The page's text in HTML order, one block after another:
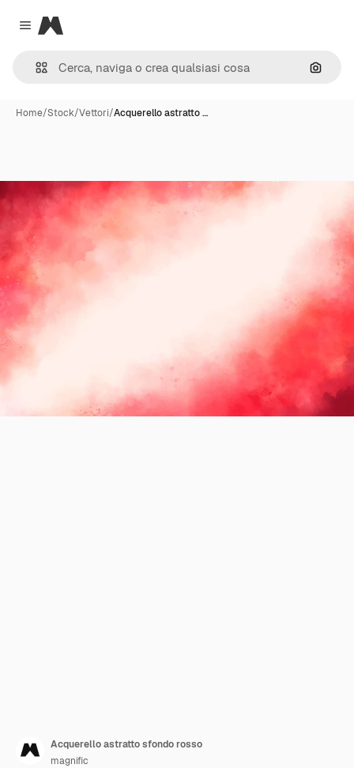
Close menu
Magnific
Cerca
Home/Stock/Vettori/Acquerello astratto …
Acquerello astratto sfondo rosso
magnific